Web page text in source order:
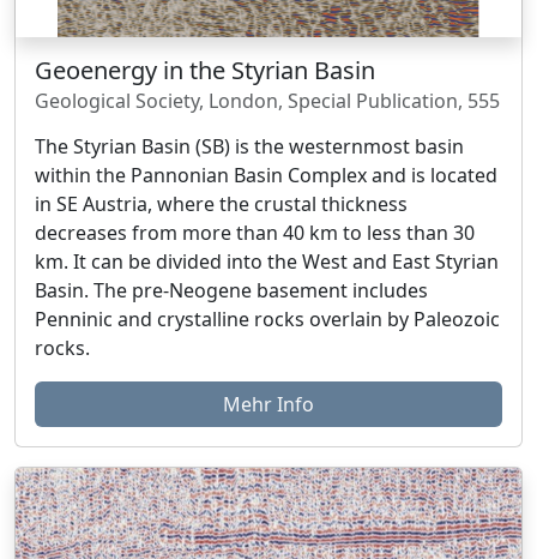
Geoenergy in the Styrian Basin
Geological Society, London, Special Publication, 555
The Styrian Basin (SB) is the westernmost basin
within the Pannonian Basin Complex and is located
in SE Austria, where the crustal thickness
decreases from more than 40 km to less than 30
km. It can be divided into the West and East Styrian
Basin. The pre-Neogene basement includes
Penninic and crystalline rocks overlain by Paleozoic
rocks.
Mehr Info